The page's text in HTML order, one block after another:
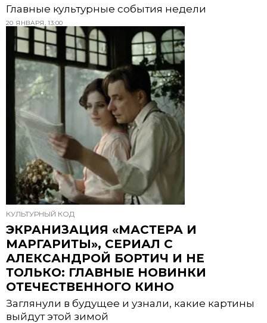
Главные культурные события недели
20 ЯНВАРЯ, 13:00
КУЛЬТУРНЫЙ КОД
ЭКРАНИЗАЦИЯ «МАСТЕРА И
МАРГАРИТЫ», СЕРИАЛ С
АЛЕКСАНДРОЙ БОРТИЧ И НЕ
ТОЛЬКО: ГЛАВНЫЕ НОВИНКИ
ОТЕЧЕСТВЕННОГО КИНО
Заглянули в будущее и узнали, какие картины
выйдут этой зимой